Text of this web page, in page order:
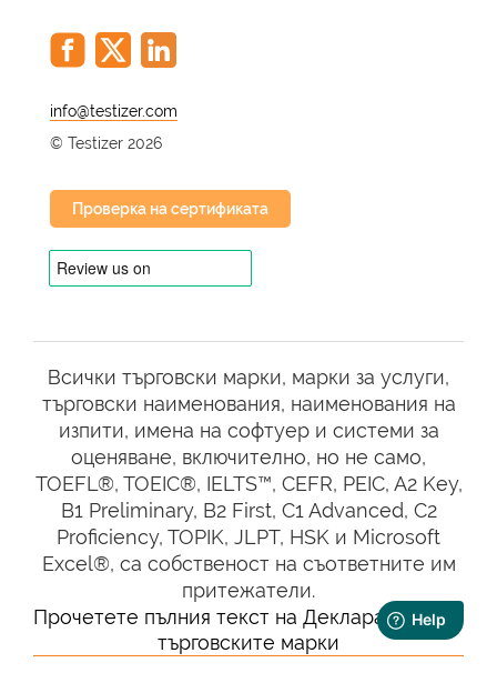
идеалното решение за
професионалисти, които искат да
английски език и да получат
сертификат, който е широко признат
Как работи онлайн тестът по
английски език?
Тестът се провежда изцяло онлайн и
състои от поредица от въпроси с
които оценяват граматиката,
лексиката, уменията за четене с
разбиране и слушане. Тестът е
времеви и обикновено отнема около
60 минути. След като приключите
теста, ще получите резултатите си
незабавно, което ще ви осигури
точна оценка на нивото на владеене
на бизнес английски език.
Защо трябва да тествате
@
© Testizer 2026
Проверка на сертификата
Всички търговски марки, марки за услуги,
търговски наименования, наименования на
изпити, имена на софтуер и системи за
оценяване, включително, но не само,
TOEFL®, TOEIC®, IELTS™, CEFR, PEIC, A2 Key,
B1 Preliminary, B2 First, C1 Advanced, C2
Proficiency, TOPIK, JLPT, HSK и Microsoft
Excel®, са собственост на съответните им
притежатели.
Прочетете пълния текст на Декларацията за
търговските марки